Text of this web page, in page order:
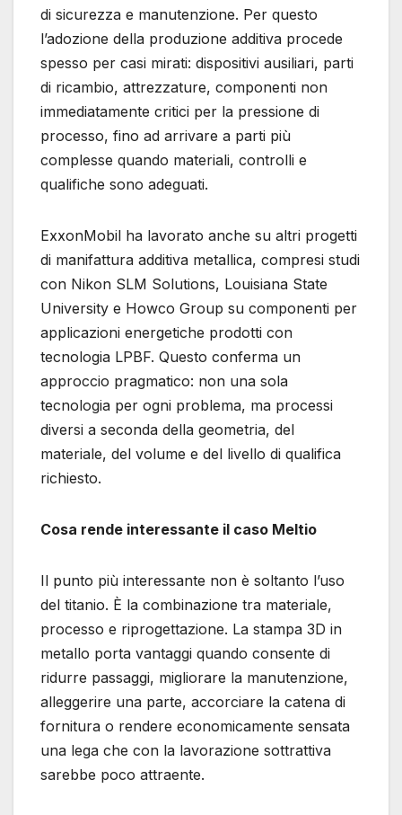
di sicurezza e manutenzione. Per questo
l’adozione della produzione additiva procede
spesso per casi mirati: dispositivi ausiliari, parti
di ricambio, attrezzature, componenti non
immediatamente critici per la pressione di
processo, fino ad arrivare a parti più
complesse quando materiali, controlli e
qualifiche sono adeguati.
ExxonMobil ha lavorato anche su altri progetti
di manifattura additiva metallica, compresi studi
con Nikon SLM Solutions, Louisiana State
University e Howco Group su componenti per
applicazioni energetiche prodotti con
tecnologia LPBF. Questo conferma un
approccio pragmatico: non una sola
tecnologia per ogni problema, ma processi
diversi a seconda della geometria, del
materiale, del volume e del livello di qualifica
richiesto.
Cosa rende interessante il caso Meltio
Il punto più interessante non è soltanto l’uso
del titanio. È la combinazione tra materiale,
processo e riprogettazione. La stampa 3D in
metallo porta vantaggi quando consente di
ridurre passaggi, migliorare la manutenzione,
alleggerire una parte, accorciare la catena di
fornitura o rendere economicamente sensata
una lega che con la lavorazione sottrattiva
sarebbe poco attraente.